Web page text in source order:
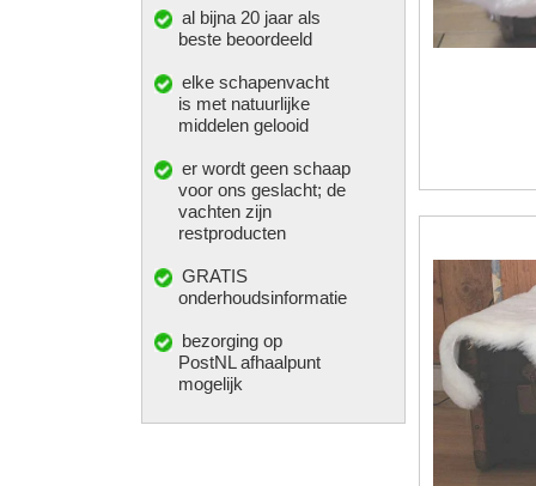
al bijna 20 jaar als
beste beoordeeld
elke schapenvacht
is met natuurlijke
middelen gelooid
er wordt geen schaap
voor ons geslacht; de
vachten zijn
restproducten
GRATIS
onderhoudsinformatie
bezorging op
PostNL afhaalpunt
mogelijk